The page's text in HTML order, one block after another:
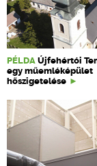
PÉLDA Újfehértói
egy műemléképület
hőszigetelése